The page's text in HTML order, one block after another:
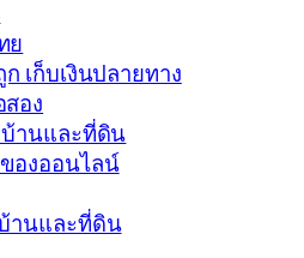
ย
เก็บเงินปลายทาง
อง
บ้านและที่ดิน
องออนไลน์
านและที่ดิน